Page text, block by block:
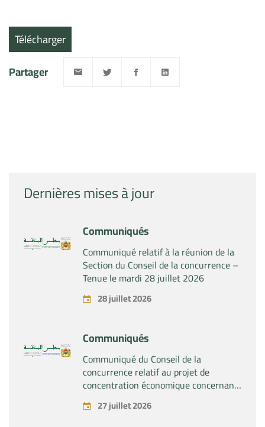
Dernières mises à jour
Communiqués
Communiqué relatif à la réunion de la
Section du Conseil de la concurrence –
Tenue le mardi 28 juillet 2026
28 juillet 2026
Communiqués
Communiqué du Conseil de la
concurrence relatif au projet de
concentration économique concernant
la prise du contrôle exclusif par la
société « Substipharm SAS » des actifs
27 juillet 2026
Télécharger
Partager